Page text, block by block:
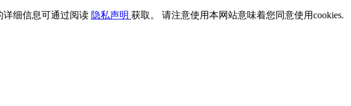
详细信息可通过阅读 隐私声明 获取。 请注意使用本网站意味着您同意使用cookies.